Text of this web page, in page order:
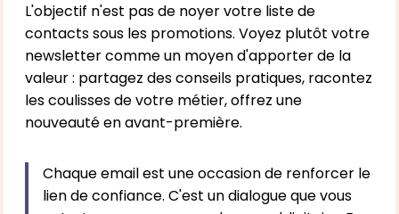
L'objectif n'est pas de noyer votre liste de
contacts sous les promotions. Voyez plutôt votre
newsletter comme un moyen d'apporter de la
valeur : partagez des conseils pratiques, racontez
les coulisses de votre métier, offrez une
nouveauté en avant-première.
Chaque email est une occasion de renforcer le
lien de confiance. C'est un dialogue que vous